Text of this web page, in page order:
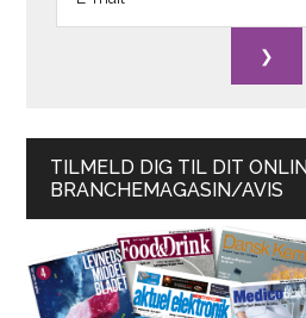
TILMELD DIG TIL DIT
BRANCHEMAGASIN/AVIS